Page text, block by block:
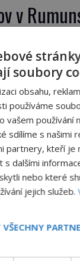
v
plačky
pro
lidské
plačky
smutečním
Kam vás
název
Sapanta,
soubory
obsahu,
používáme
vašem používání
sdílíme s našimi
partnery, kteří je
s dalšími
nebo které
jejich služeb.